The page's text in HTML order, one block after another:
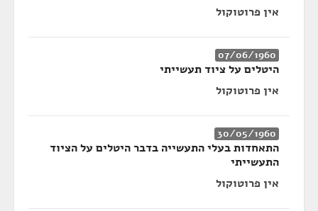
אין פרוטוקול
07/06/1960
היטלים על ציוד תעשייתי
אין פרוטוקול
30/05/1960
התאחדות בעלי התעשייה בדבר היטלים על הציוד
התעשייתי
אין פרוטוקול